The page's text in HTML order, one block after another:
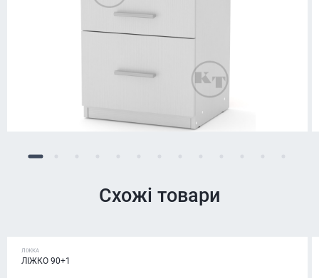
Схожі товари
ЛІЖКА
ЛІЖКО 90+1